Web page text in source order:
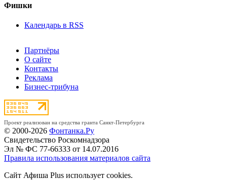
Фишки
Календарь в RSS
Партнёры
О сайте
Контакты
Реклама
Бизнес-трибуна
Проект реализован на средства гранта Санкт-Петербурга
© 2000-2026 Фонтанка.Ру
Свидетельство Роскомнадзора
Эл № ФС 77-66333 от 14.07.2016
Правила использования материалов сайта
Сайт Афиша Plus использует cookies.